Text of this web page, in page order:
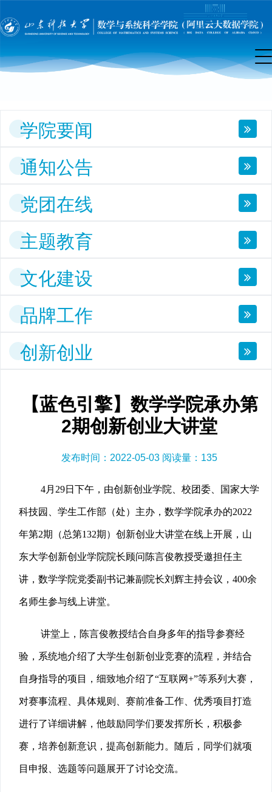
院
页
学院要闻
通知公告
党团在线
主题教育
文化建设
品牌工作
创新创业
【蓝色引擎】数学学院承办第
2期创新创业大讲堂
发布时间：2022-05-03 阅读量： 135
4月29日下午，由创新创业学院、校团委、国家大学
科技园、学生工作部（处）主办，数学学院承办的2022
年第2期（总第132期）创新创业大讲堂在线上开展，山
东大学创新创业学院院长顾问陈言俊教授受邀担任主
讲，数学学院党委副书记兼副院长刘辉主持会议，400余
名师生参与线上讲堂。
讲堂上，陈言俊教授结合自身多年的指导参赛经
验，系统地介绍了大学生创新创业竞赛的流程，并结合
自身指导的项目，细致地介绍了“互联网+”等系列大赛，
对赛事流程、具体规则、赛前准备工作、优秀项目打造
进行了详细讲解，他鼓励同学们要发挥所长，积极参
赛，培养创新意识，提高创新能力。随后，同学们就项
目申报、选题等问题展开了讨论交流。